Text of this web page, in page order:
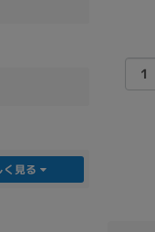
く見る